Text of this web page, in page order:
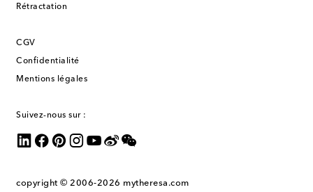
Rétractation
CGV
Confidentialité
Mentions légales
Suivez-nous sur :
copyright © 2006-2026 mytheresa.com